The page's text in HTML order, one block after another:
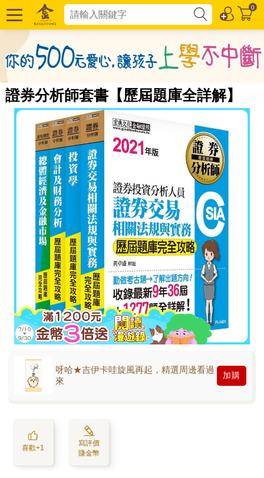
0
證券分析師套書【歷屆題庫全詳解】
呀哈★吉伊卡哇旋風再起，精選周邊看過
來
加購
喜歡+1
寫評價
賺金幣